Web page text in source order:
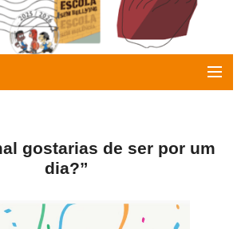
gostarias de ser por um
dia?”